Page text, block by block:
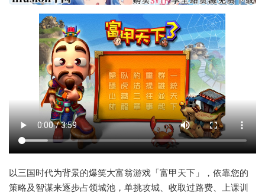
以三国时代为背景的爆笑大富翁游戏「富甲天下」，依靠您的
策略及智谋来逐步占领城池，单挑攻城、收取过路费、上课训